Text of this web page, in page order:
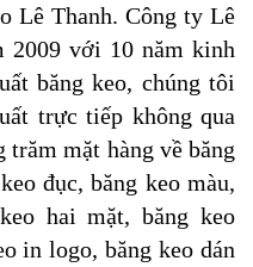
Lê Thanh. Công ty Lê
2009 với 10 năm kinh
băng keo, chúng tôi
trực tiếp không qua
trăm mặt hàng về băng
đục, băng keo màu,
hai mặt, băng keo
in logo, băng keo dán